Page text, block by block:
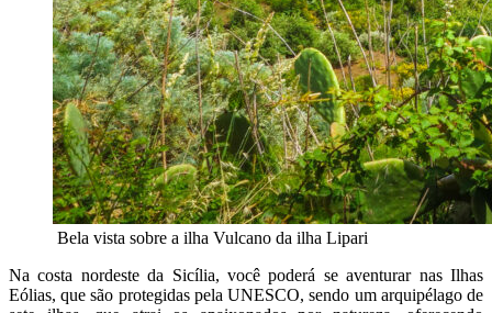
Bela vista sobre a ilha Vulcano da ilha Lipari
Na costa nordeste da Sicília, você poderá se aventurar nas Ilhas
Eólias, que são protegidas pela UNESCO, sendo um arquipélago de